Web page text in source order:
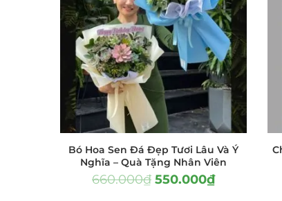
LỌC Hồ Điệp và
Lan Hồ
Lũa Hồ
Tiểu
Hoa Ngày
Bó Hoa Sen Đá Đẹp Tươi Lâu Và Ý
Nghĩa – Quà Tặng Nhân Viên
660.000₫ 550.000₫